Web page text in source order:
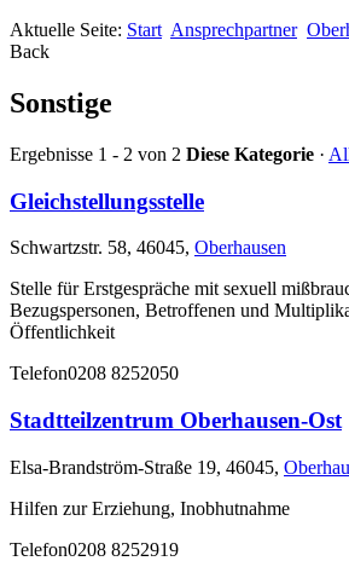
Aktuelle Seite: Start Ansprechpartner
Back
Sonstige
Ergebnisse 1 - 2 von 2 Diese Kategorie ·
Gleichstellungsstelle
Schwartzstr. 58, 46045, Oberhausen
Stelle für Erstgespräche mit sexuell
Bezugspersonen, Betroffenen und
Öffentlichkeit
Telefon0208 8252050
Stadtteilzentrum Oberhausen-Ost
Elsa-Brandström-Straße 19, 46045,
Hilfen zur Erziehung, Inobhutnahme
Telefon0208 8252919